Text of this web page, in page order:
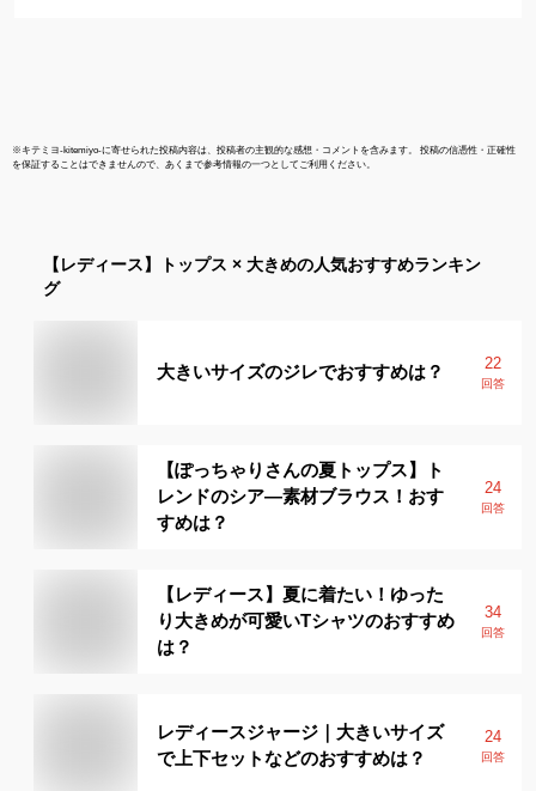
※キテミヨ-kitemiyo-に寄せられた投稿内容は、投稿者の主観的な感想・コメントを含みます。 投稿の信憑性・正確性
を保証することはできませんので、あくまで参考情報の一つとしてご利用ください。
【レディース】 トップス × 大きめの人気おすすめランキン
グ
大きいサイズのジレでおすすめは？ 22
回答
【ぽっちゃりさんの夏トップス】ト
レンドのシア―素材ブラウス！おす
すめは？
24
回答
【レディース】夏に着たい！ゆった
り大きめが可愛いTシャツのおすすめ
は？
34
回答
レディースジャージ｜大きいサイズ
で上下セットなどのおすすめは？
24
回答